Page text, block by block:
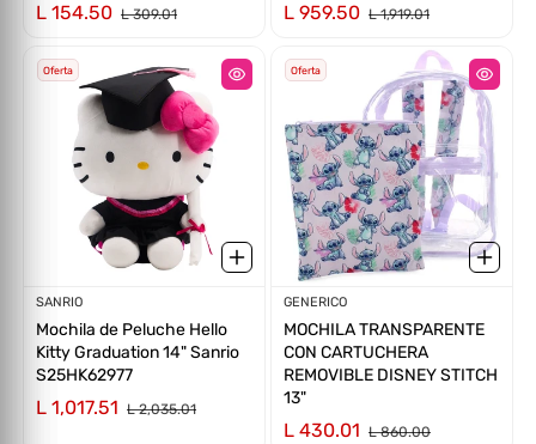
L 154.50 L 309.01 L 959.50 L 1,919.01
Oferta
Proveedor:
SANRIO
Mochila de Peluche Hello
Kitty Graduation 14" Sanrio
S25HK62977
L 1,017.51 L 2,035.01
Oferta
Proveedor:
GENERICO
MOCHILA TRANSPARENTE
CON CARTUCHERA
REMOVIBLE DISNEY STITCH
13"
L 430.01 L 860.00